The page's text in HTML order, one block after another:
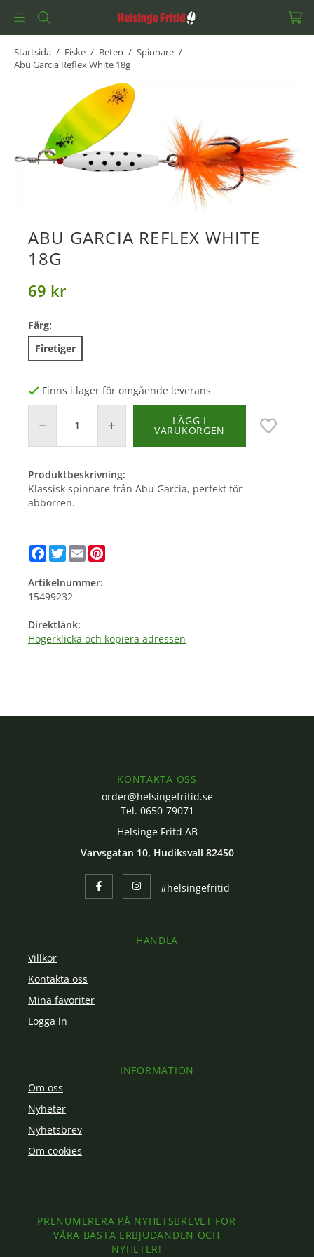
Startsida / Fiske / Beten / Spinnare /
Abu Garcia Reflex White 18g
ABU GARCIA REFLEX WHITE
18G
69 kr
Färg:
Firetiger
Finns i lager för omgående leverans
LÄGG I
VARUKORGEN
Produktbeskrivning:
Klassisk spinnare från Abu Garcia, perfekt för
abborren.
Facebook
Twitter
Email
Artikelnummer:
15499232
Direktlänk:
Högerklicka och kopiera adressen
KONTAKTA OSS
order@helsingefritid.se
Tel. 0650-79071
Helsinge Fritd AB
Varvsgatan 10, Hudiksvall 82450
#helsingefritid
HANDLA
Villkor
Kontakta oss
Mina favoriter
Logga in
INFORMATION
Om oss
Nyheter
Nyhetsbrev
Om cookies
PRENUMERERA PÅ NYHETSBREVET FÖR
VÅRA BÄSTA ERBJUDANDEN OCH
NYHETER!